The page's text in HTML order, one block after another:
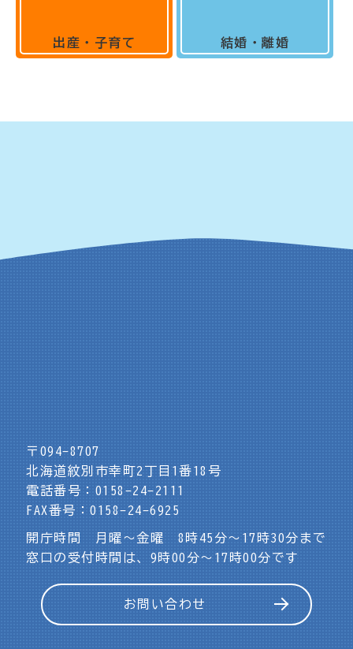
出産・子育て 結婚・離婚
〒094-8707
北海道紋別市幸町2丁目1番18号
電話番号：0158-24-2111
FAX番号：0158-24-6925
開庁時間 月曜～金曜 8時45分～17時30分まで
窓口の受付時間は、9時00分～17時00分です
お問い合わせ